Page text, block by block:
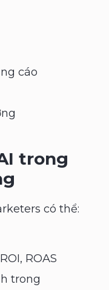
cáo
trong
có thể:
ROAS
trong